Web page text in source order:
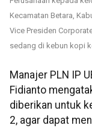
Kecamatan Betara,
Vice Presiden
sedang di kebun kopi
Manajer PLN IP
Fidianto
diberikan untuk
2, agar dapat